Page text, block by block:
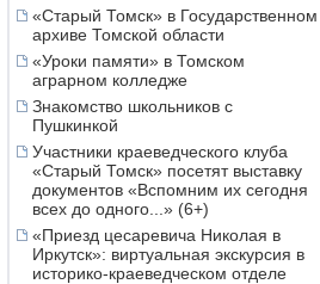
«Старый Томск» в Государственном
архиве Томской области
«Уроки памяти» в Томском
аграрном колледже
Знакомство школьников с
Пушкинкой
Участники краеведческого клуба
«Старый Томск» посетят выставку
документов «Вспомним их сегодня
всех до одного...» (6+)
«Приезд цесаревича Николая в
Иркутск»: виртуальная экскурсия в
историко-краеведческом отделе